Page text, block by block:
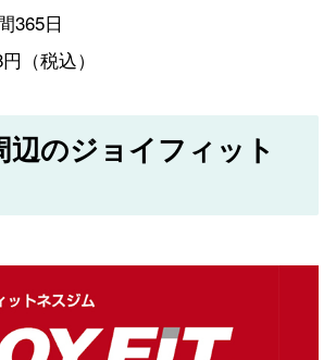
365日
（税込）
辺のジョイフィット